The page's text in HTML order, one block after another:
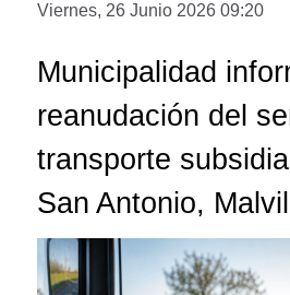
Viernes, 26 Junio 2026 09:20
Municipalidad
reanudación del
transporte
San Antonio,